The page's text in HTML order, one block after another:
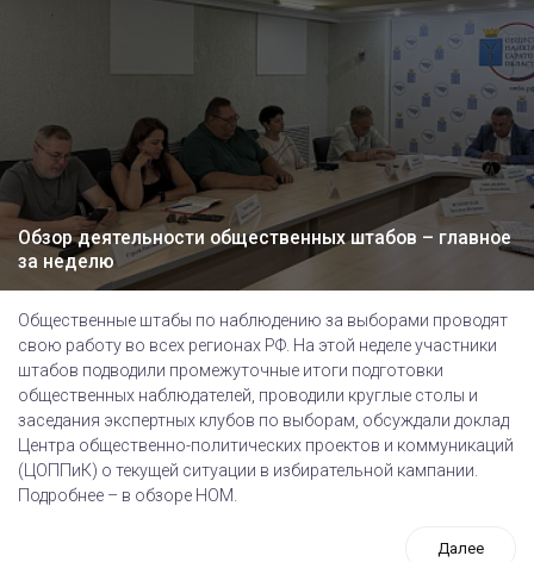
Обзор деятельности общественных штабов – главное
за неделю
Общественные штабы по наблюдению за выборами проводят
свою работу во всех регионах РФ. На этой неделе участники
штабов подводили промежуточные итоги подготовки
общественных наблюдателей, проводили круглые столы и
заседания экспертных клубов по выборам, обсуждали доклад
Центра общественно-политических проектов и коммуникаций
(ЦОППиК) о текущей ситуации в избирательной кампании.
Подробнее – в обзоре НОМ.
Далее